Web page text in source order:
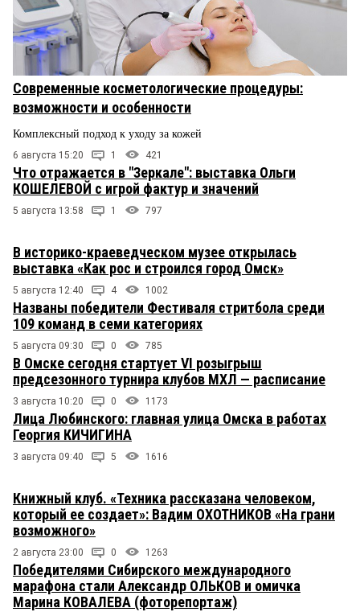
Современные косметологические процедуры:
возможности и особенности
Комплексный подход к уходу за кожей
6 августа 15:20 1 421
Что отражается в "Зеркале": выставка Ольги
КОШЕЛЕВОЙ с игрой фактур и значений
5 августа 13:58 1 797
В историко-краеведческом музее открылась
выставка «Как рос и строился город Омск»
5 августа 12:40 4 1002
Названы победители Фестиваля стритбола среди
109 команд в семи категориях
5 августа 09:30 0 785
В Омске сегодня стартует VI розыгрыш
предсезонного турнира клубов МХЛ — расписание
3 августа 10:20 0 1173
Лица Любинского: главная улица Омска в работах
Георгия КИЧИГИНА
3 августа 09:40 5 1616
Книжный клуб. «Техника рассказана человеком,
который ее создает»: Вадим ОХОТНИКОВ «На грани
возможного»
2 августа 23:00 0 1263
Победителями Сибирского международного
марафона стали Александр ОЛЬКОВ и омичка
Марина КОВАЛЕВА (фоторепортаж)